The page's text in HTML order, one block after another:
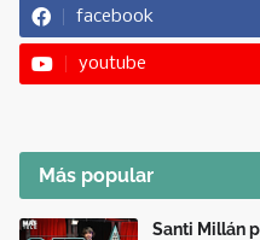
facebook
youtube
Más popular
Santi Millán